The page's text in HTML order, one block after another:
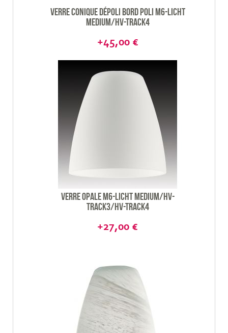
Verre conique dépoli bord poli M6-Licht
Medium/HV-Track4
+45,00 €
Verre opale M6-Licht Medium/HV-
Track3/HV-track4
+27,00 €